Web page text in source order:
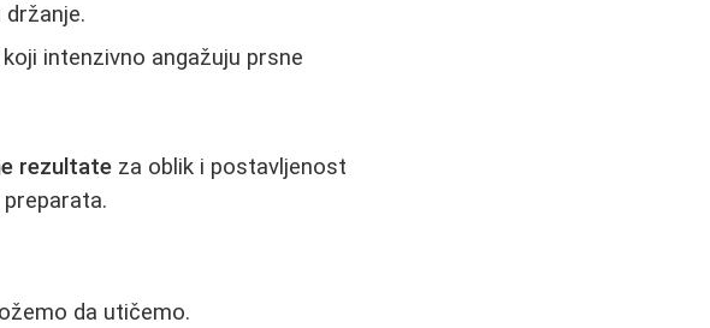
intenzivno angažuju prsne
rezultate za oblik i postavljenost
da utičemo.